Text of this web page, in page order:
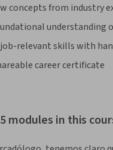
concepts from industry
understanding
relevant skills with
career certificate
modules in this